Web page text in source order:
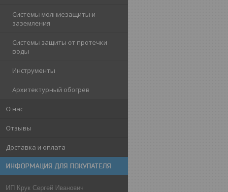
Системы молниезащиты и
заземления
Системы защиты от протечки
воды
Инструменты
Архитектурный обогрев
О нас
Отзывы
Доставка и оплата
ИНФОРМАЦИЯ ДЛЯ ПОКУПАТЕЛЯ
ИП Крук Сергей Иванович